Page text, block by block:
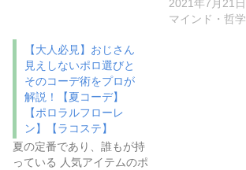
2021年7月21日
マインド・哲学
【大人必見】おじさん
見えしないポロ選びと
そのコーデ術をプロが
解説！【夏コーデ】
【ポロラルフローレ
ン】【ラコステ】
夏の定番であり、誰もが持
っている 人気アイテムのポ